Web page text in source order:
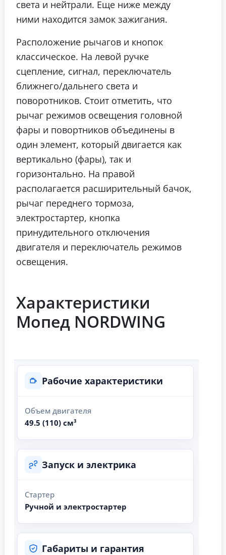
света и нейтрали. Еще ниже между
ними находится замок зажигания.
Расположение рычагов и кнопок
классическое. На левой ручке
сцепление, сигнал, переключатель
ближнего/дальнего света и
поворотников. Стоит отметить, что
рычаг режимов освещения головной
фары и повортников объединены в
один элемент, который двигается как
вертикально (фары), так и
горизонтально. На правой
располагается расширительный бачок,
рычаг переднего тормоза,
электростартер, кнопка
принудительного отключения
двигателя и переключатель режимов
освещения.
Характеристики
Мопед NORDWING
Рабочие характеристики
Объем двигателя
49.5 (110) см³
Запуск и электрика
Стартер
Ручной и электростартер
Габариты и гарантия